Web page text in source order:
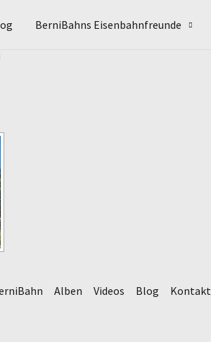
BerniBahns Eisenbahnfreunde
Alben Videos Blog Kontakt